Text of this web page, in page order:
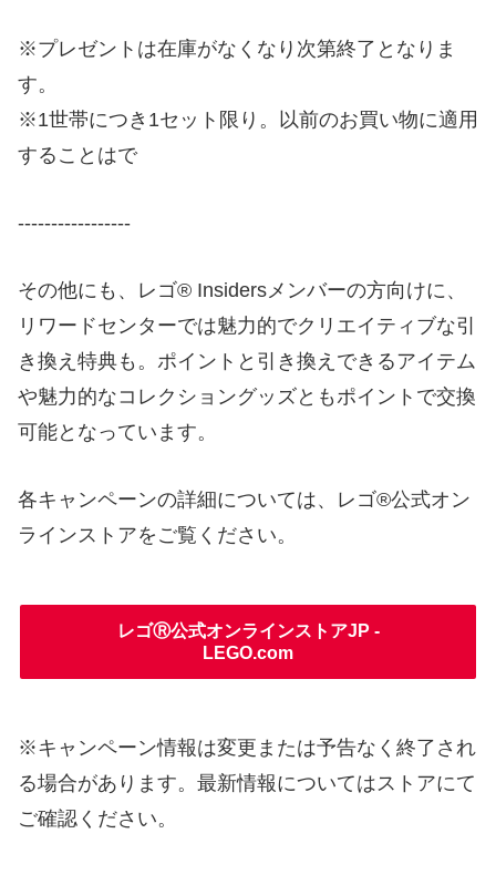
※プレゼントは在庫がなくなり次第終了となりま
す。
※1世帯につき1セット限り。以前のお買い物に適用
することはで
-----------------
その他にも、レゴ® Insidersメンバーの方向けに、
リワードセンターでは魅力的でクリエイティブな引
き換え特典も。ポイントと引き換えできるアイテム
や魅力的なコレクショングッズともポイントで交換
可能となっています。
各キャンペーンの詳細については、レゴ®公式オン
ラインストアをご覧ください。
レゴⓇ公式オンラインストアJP -
LEGO.com
※キャンペーン情報は変更または予告なく終了され
る場合があります。最新情報についてはストアにて
ご確認ください。